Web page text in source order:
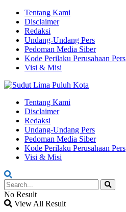
Tentang Kami
Disclaimer
Redaksi
Undang-Undang Pers
Pedoman Media Siber
Kode Perilaku Perusahaan Pers
Visi & Misi
Tentang Kami
Disclaimer
Redaksi
Undang-Undang Pers
Pedoman Media Siber
Kode Perilaku Perusahaan Pers
Visi & Misi
No Result
View All Result